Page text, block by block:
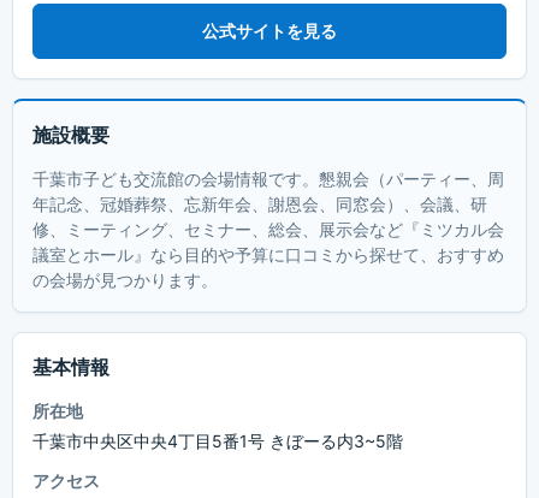
公式サイトを見る
施設概要
千葉市子ども交流館の会場情報です。懇親会（パーティー、周
年記念、冠婚葬祭、忘新年会、謝恩会、同窓会）、会議、研
修、ミーティング、セミナー、総会、展示会など『ミツカル会
議室とホール』なら目的や予算に口コミから探せて、おすすめ
の会場が見つかります。
基本情報
所在地
千葉市中央区中央4丁目5番1号 きぼーる内3~5階
アクセス